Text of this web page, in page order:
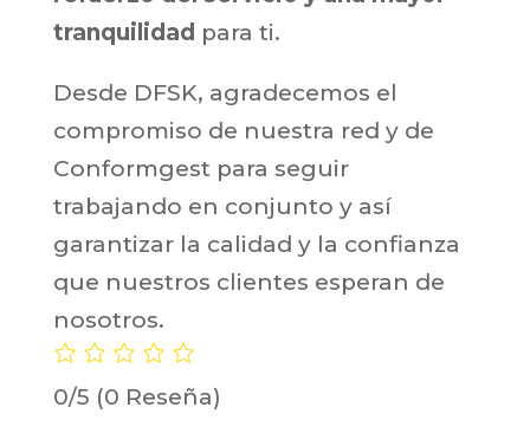
tranquilidad para ti.
Desde DFSK, agradecemos el
compromiso de nuestra red y de
Conformgest para seguir
trabajando en conjunto y así
garantizar la calidad y la confianza
que nuestros clientes esperan de
nosotros.
0/5 (0 Reseña)